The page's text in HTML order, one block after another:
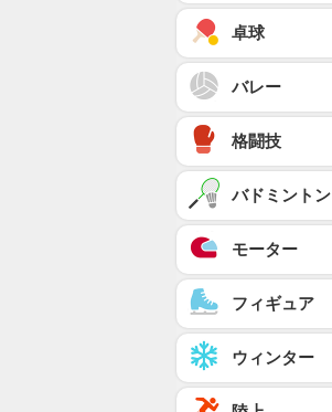
卓球
バレー
格闘技
バドミントン
モーター
フィギュア
ウィンター